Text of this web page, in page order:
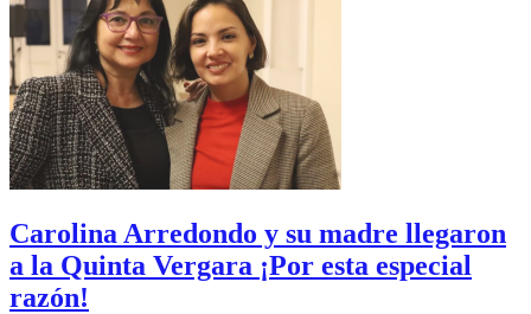
Carolina Arredondo y su madre llegaron
a la Quinta Vergara ¡Por esta especial
razón!